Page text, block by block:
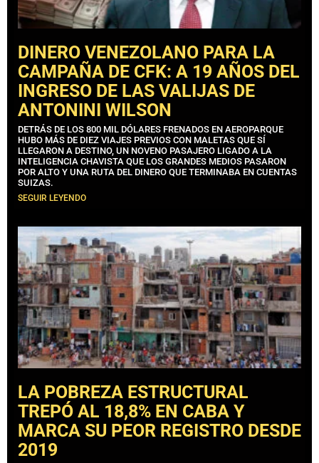
DINERO VENEZOLANO PARA LA
CAMPAÑA DE CFK: A 19 AÑOS DEL
INGRESO DE LAS VALIJAS DE
ANTONINI WILSON
DETRÁS DE LOS 800 MIL DÓLARES FRENADOS EN AEROPARQUE
HUBO MÁS DE DIEZ VIAJES PREVIOS CON MALETAS QUE SÍ
LLEGARON A DESTINO, UN NOVENO PASAJERO LIGADO A LA
INTELIGENCIA CHAVISTA QUE LOS GRANDES MEDIOS PASARON
POR ALTO Y UNA RUTA DEL DINERO QUE TERMINABA EN CUENTAS
SUIZAS.
SEGUIR LEYENDO
LA POBREZA ESTRUCTURAL
TREPÓ AL 18,8% EN CABA Y
MARCA SU PEOR REGISTRO DESDE
2019